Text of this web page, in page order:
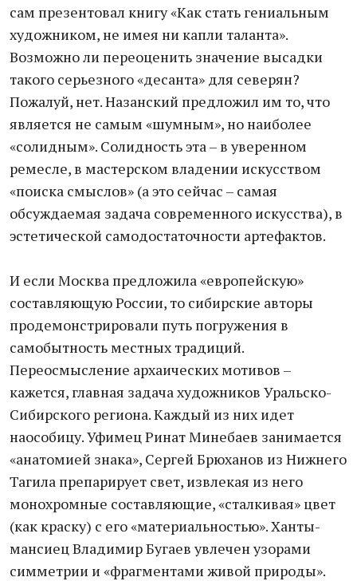
сам презентовал книгу «Как стать гениальным
художником, не имея ни капли таланта».
Возможно ли переоценить значение высадки
такого серьезного «десанта» для северян?
Пожалуй, нет. Назанский предложил им то, что
является не самым «шумным», но наиболее
«солидным». Солидность эта – в уверенном
ремесле, в мастерском владении искусством
«поиска смыслов» (а это сейчас – самая
обсуждаемая задача современного искусства), в
эстетической самодостаточности артефактов.
И если Москва предложила «европейскую»
составляющую России, то сибирские авторы
продемонстрировали путь погружения в
самобытность местных традиций.
Переосмысление архаических мотивов –
кажется, главная задача художников Уральско-
Сибирского региона. Каждый из них идет
наособицу. Уфимец Ринат Минебаев занимается
«анатомией знака», Сергей Брюханов из Нижнего
Тагила препарирует свет, извлекая из него
монохромные составляющие, «сталкивая» цвет
(как краску) с его «материальностью». Ханты-
мансиец Владимир Бугаев увлечен узорами
симметрии и «фрагментами живой природы».